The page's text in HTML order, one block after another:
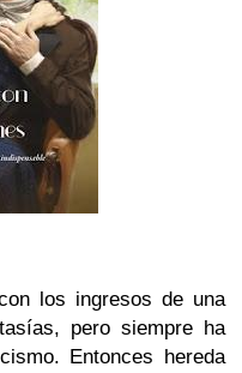
los ingresos de una
pero siempre ha
Entonces hereda